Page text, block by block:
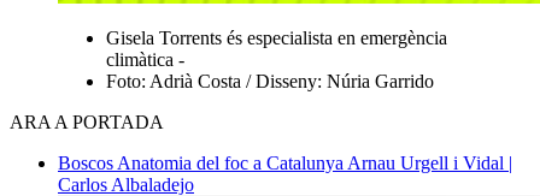
Gisela Torrents és especialista en emergència
climàtica -
Foto: Adrià Costa / Disseny: Núria Garrido
ARA A PORTADA
Boscos Anatomia del foc a Catalunya Arnau Urgell i Vidal |
Carlos Albaladejo